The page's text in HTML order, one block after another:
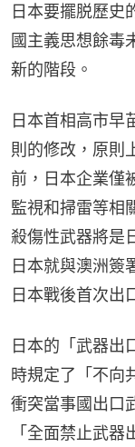
日本要擺脱歷史
國主義思想餘毒
新的階段。
日本首相高市早
則的修改，原則
前，日本企業僅
監視和掃雷等相
殺傷性武器將是
日本就與澳洲簽
日本戰後首次出
日本的「武器出
時規定了「不向
衝突當事國出口
「全面禁止武